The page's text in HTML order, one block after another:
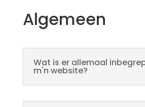
Algemeen
Wat is er allemaal
m'n website?